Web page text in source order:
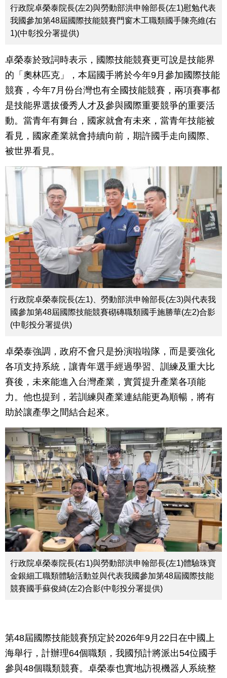
行政院卓榮泰院長(左2)與勞動部洪申翰部長(左1)慰勉代表
我國參加第48屆國際技能競賽門窗木工職類國手陳亮維(右
1)(中彰投分署提供)
卓榮泰於致詞時表示，國際技能競賽更可說是技能界
的「奧林匹克」，本屆國手將於今年9月參加國際技能
競賽，今年7月份台灣也有全國技能競賽，兩項賽事都
是技能界選拔優秀人才及參與國際重要競爭的重要活
動。當青年有舞台，國家就會有未來，當青年技能被
看見，國家產業就會持續向前，期許國手走向國際、
被世界看見。
行政院卓榮泰院長(左1)、勞動部洪申翰部長(左3)與代表我
國參加第48屆國際技能競賽砌磚職類國手施勝華(左2)合影
(中彰投分署提供)
卓榮泰強調，政府不會只是扮演啦啦隊，而是要強化
各項支持系統，讓青年選手經過學習、訓練及重大比
賽後，未來能進入台灣產業，實質提升產業各項能
力。他也提到，若訓練與產業連結能更為順暢，將有
助於讓產學之間結合起來。
行政院卓榮泰院長(右1)與勞動部洪申翰部長(左1)體驗珠寶
金銀細工職類體驗活動並與代表我國參加第48屆國際技能
競賽國手蘇俊綺(左2)合影(中彰投分署提供)
第48屆國際技能競賽預定於2026年9月22日在中國上
海舉行，計辦理64個職類，我國預計將派出54位國手
參與48個職類競賽。卓榮泰也實地訪視機器人系統整